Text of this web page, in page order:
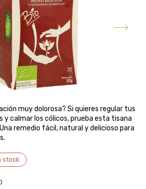
muy dolorosa? Si quieres regular tus
y calmar los cólicos, prueba esta tisana
remedio fácil, natural y delicioso para
stock
mosquitos
sopas
italiana